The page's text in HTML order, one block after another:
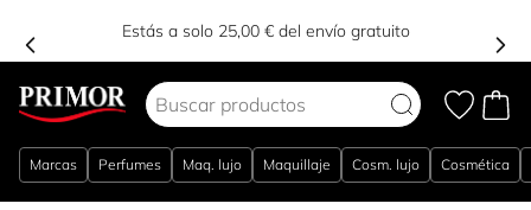
Estás a solo 25,00 € del envío gratuito
Marcas Perfumes Maq. lujo Maquillaje Cosm. lujo Cosmética